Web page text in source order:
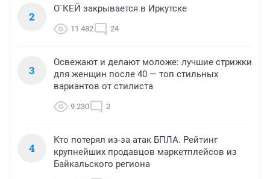
2
О`КЕЙ закрывается в Иркутске
11 482 24
3
Освежают и делают моложе: лучшие стрижки
для женщин после 40 — топ стильных
вариантов от стилиста
9 230 2
4
Кто потерял из-за атак БПЛА. Рейтинг
крупнейших продавцов маркетплейсов из
Байкальского региона